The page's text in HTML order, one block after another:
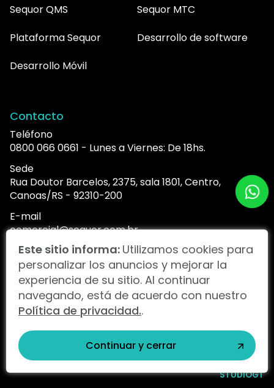
Sequor QMS
Sequor MTC
Plataforma Sequor
Desarrollo de software
Desarrollo Móvil
Contacto
Teléfono
0800 066 0661 - Lunes a Viernes: De 18hs.
Sede
Rua Doutor Barcelos, 2375, sala 1801, Centro,
Canoas/RS - 92310-200
E-mail
comercial@sequor.com.br
Portal de informes
SNEF Brasil 2024 |Política de privacidad.
Brasil
Snef Internacional
STUDIOGT
Este sitio informa: Utilizamos cookies para
personalizar los anuncios y mejorar la
experiencia de su sitio. Al continuar
navegando, está de acuerdo con nuestro
Política de privacidad..
Continuar y cerrar